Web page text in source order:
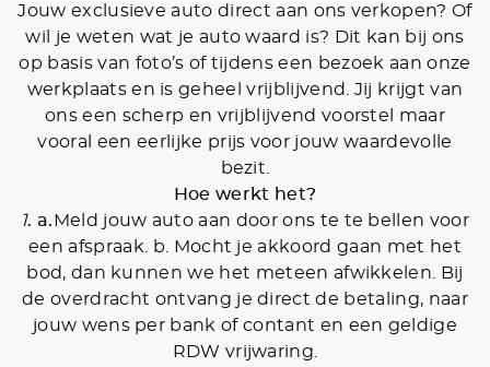
CONTACT
+31 26 47 205 46
info@koenexclusief.nl
Jouw exclusieve auto direct aan ons verkopen? Of
wil je weten wat je auto waard is? Dit kan bij ons
op basis van foto’s of tijdens een bezoek aan onze
werkplaats en is geheel vrijblijvend. Jij krijgt van
ons een scherp en vrijblijvend voorstel maar
vooral een eerlijke prijs voor jouw waardevolle
bezit.
Hoe werkt het?
1. a. Meld jouw auto aan door ons te te bellen voor
een afspraak. b. Mocht je akkoord gaan met het
bod, dan kunnen we het meteen afwikkelen. Bij
de overdracht ontvang je direct de betaling, naar
jouw wens per bank of contant en een geldige
RDW vrijwaring.